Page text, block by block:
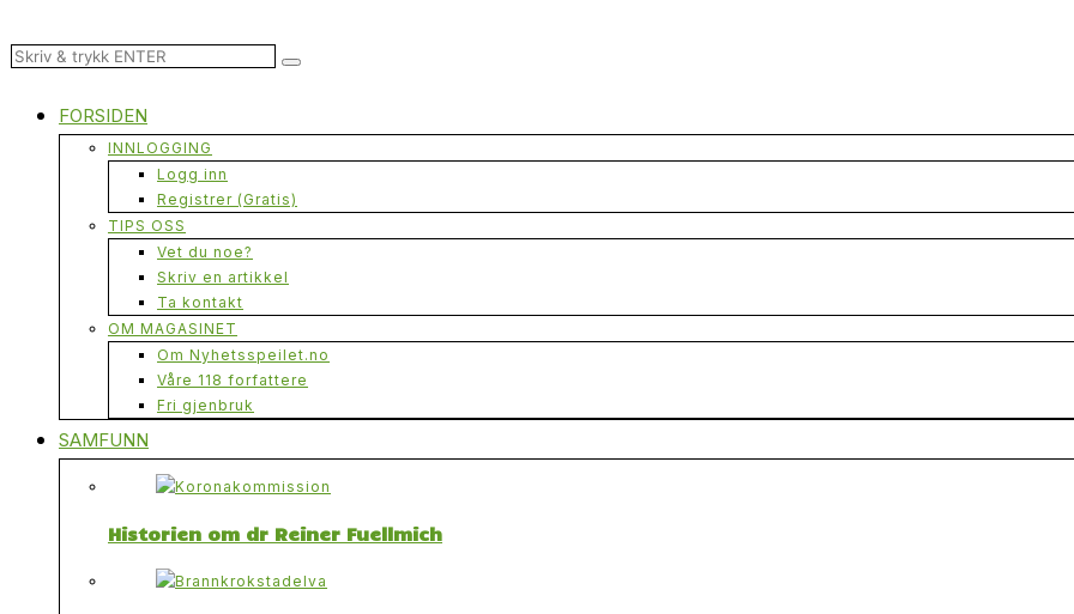
FORSIDEN
INNLOGGING
Logg inn
Registrer (Gratis)
TIPS OSS
Vet du noe?
Skriv en artikkel
Ta kontakt
OM MAGASINET
Om Nyhetsspeilet.no
Våre 118 forfattere
Fri gjenbruk
SAMFUNN
Historien om dr Reiner Fuellmich